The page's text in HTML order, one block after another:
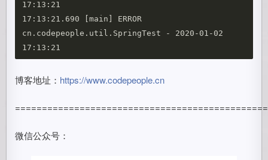
17:13:21
17:13:21.690 [main] ERROR
cn.codepeople.util.SpringTest - 2020-01-02
博客地址： https://www.codepeople.cn
微信公众号：